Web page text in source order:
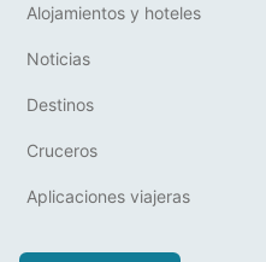
Alojamientos y hoteles
Noticias
Destinos
Cruceros
Aplicaciones viajeras